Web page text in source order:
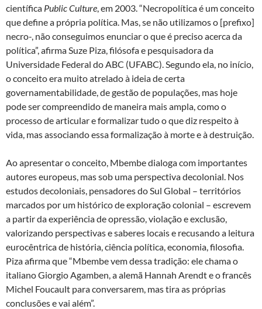
científica Public Culture, em 2003. “Necropolítica é um conceito
que define a própria política. Mas, se não utilizamos o [prefixo]
necro-, não conseguimos enunciar o que é preciso acerca da
política”, afirma Suze Piza, filósofa e pesquisadora da
Universidade Federal do ABC (UFABC). Segundo ela, no início,
o conceito era muito atrelado à ideia de certa
governamentabilidade, de gestão de populações, mas hoje
pode ser compreendido de maneira mais ampla, como o
processo de articular e formalizar tudo o que diz respeito à
vida, mas associando essa formalização à morte e à destruição.
Ao apresentar o conceito, Mbembe dialoga com importantes
autores europeus, mas sob uma perspectiva decolonial. Nos
estudos decoloniais, pensadores do Sul Global – territórios
marcados por um histórico de exploração colonial – escrevem
a partir da experiência de opressão, violação e exclusão,
valorizando perspectivas e saberes locais e recusando a leitura
eurocêntrica de história, ciência política, economia, filosofia.
Piza afirma que “Mbembe vem dessa tradição: ele chama o
italiano Giorgio Agamben, a alemã Hannah Arendt e o francês
Michel Foucault para conversarem, mas tira as próprias
conclusões e vai além”.